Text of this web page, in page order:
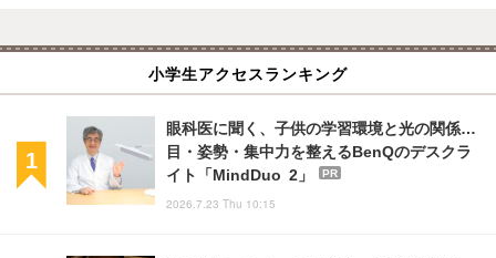
小学生アクセスランキング
眼科医に聞く、子供の学習環境と光の関係…
目・姿勢・集中力を整えるBenQのデスクラ
イト「MindDuo 2」
PR
2026.7.23 Thu 10:15